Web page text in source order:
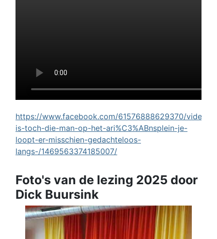
https://www.facebook.com/61576888629370/videos/
is-toch-die-man-op-het-ari%C3%ABnsplein-je-
loopt-er-misschien-gedachteloos-
langs-/1469563374185007/
Foto's van de lezing 2025 door
Dick Buursink